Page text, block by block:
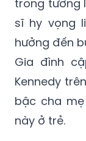
hưởng đến
Gia đình
Kennedy
bậc cha
này ở trẻ.
Thùy An